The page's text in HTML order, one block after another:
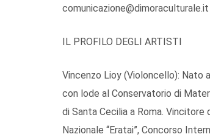
IL PROFILO DEGLI ARTISTI
Vincenzo Lioy (Violoncello): Nato
con lode al Conservatorio di
di Santa Cecilia a Roma.
Nazionale “Eratai”, Concorso